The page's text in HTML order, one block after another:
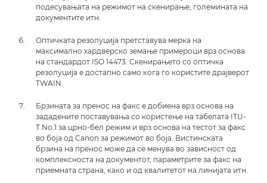
подесувањата на режимот на скенирање, големината на
документите итн.
Оптичката резолуција претставува мерка на
максимално хардверско земање примероци врз основа
на стандардот ISO 14473. Скенирањето со оптичка
резолуција е достапно само кога го користите драјверот
TWAIN.
Брзината за пренос на факс е добиена врз основа на
зададените поставувања со користење на табелата ITU-
T No.1 за црно-бел режим и врз основа на тестот за факс
во боја од Canon за режимот во боја. Вистинската
брзина на пренос може да се менува во зависност од
комплексноста на документот, параметрите за факс на
приемната страна, како и од квалитетот на линијата итн.